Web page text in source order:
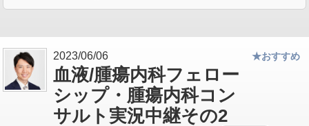
2023/06/06
血液/腫瘍内科フェロー
シップ・腫瘍内科コン
サルト実況中継その2
★おすすめ